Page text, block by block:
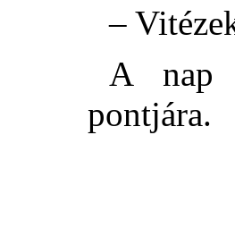
–
A nap
pontjára.